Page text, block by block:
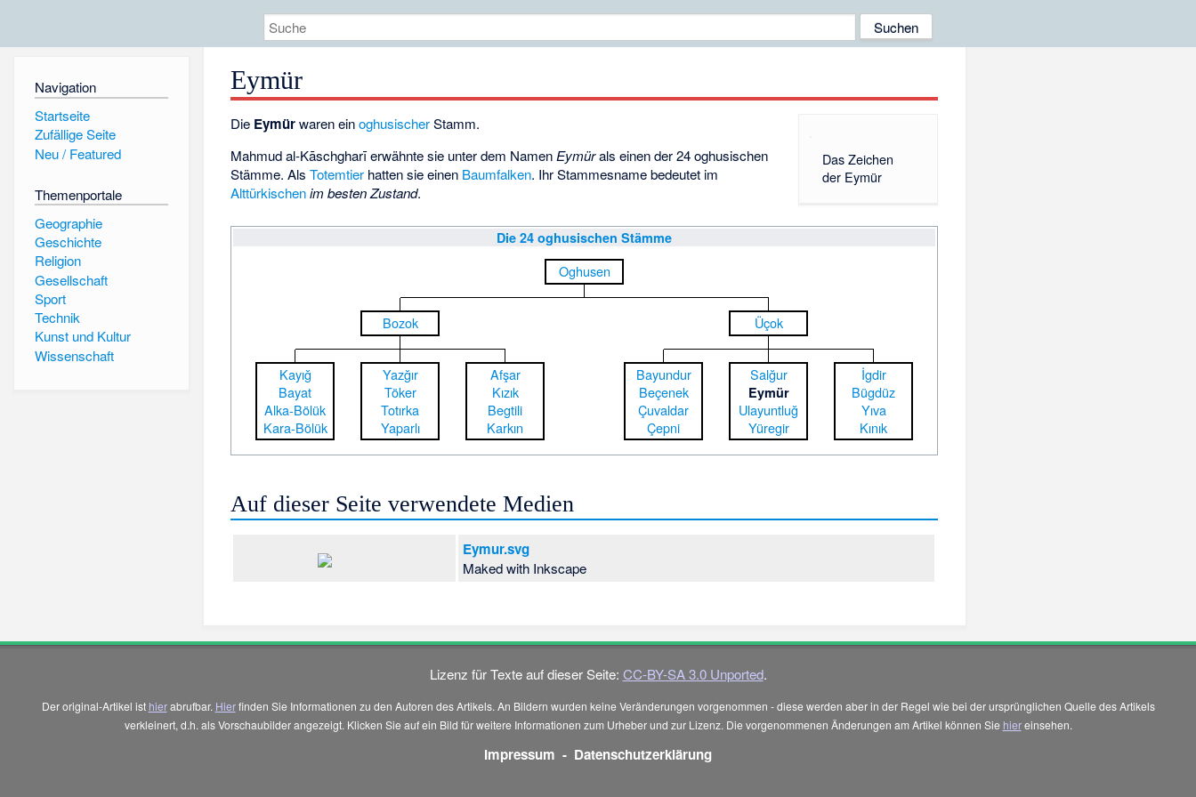
Navigation
Startseite
Zufällige Seite
Neu / Featured
Themenportale
Geographie
Geschichte
Religion
Gesellschaft
Sport
Technik
Kunst und Kultur
Wissenschaft
Eymür
Das Zeichen
der Eymür
Die Eymürwaren einoghusischerStamm.
Mahmud al-Kāschgharīerwähnte sie unter dem Namen Eymürals einen der 24 oghusischen
Stämme. AlsTotemtier hatten sie einen Baumfalken. Ihr Stammesname bedeutet im
Alttürkischen im besten Zustand.
Die 24 oghusischen Stämme
Oghusen
Bozok Üçok
Kayığ
Bayat
Alka-Bölük
Kara-Bölük
Yazğır
Töker
Totırka
Yaparlı
Afşar
Kızık
Begtili
Karkın
Bayundur
Beçenek
Çuvaldar
Çepni
Salğur
Eymür
Ulayuntluğ
Yüregir
İgdir
Bügdüz
Yıva
Kınık
Auf dieser Seite verwendete Medien
Eymur.svg
Maked with Inkscape
Lizenz für Texte auf dieser Seite: CC-BY-SA 3.0 Unported.
Der original-Artikel ist hierabrufbar. Hierfinden Sie Informationen zu den Autoren des Artikels. An Bildern wurden keine Veränderungen vorgenommen - diese werden aber in der Regel wie bei der ursprünglichen Quelle des Artikels
verkleinert, d.h. als Vorschaubilder angezeigt. Klicken Sie auf ein Bild für weitere Informationen zum Urheber und zur Lizenz. Die vorgenommenen Änderungen am Artikel können Sie hiereinsehen.
Impressum - Datenschutzerklärung